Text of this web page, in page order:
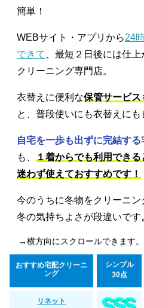
簡単！
WEBサイト・アプリから24
できて
、最短２日後には仕
クリーニング専門店。
衣替えに便利な保管サービス
と、普段使いにも衣替えにも
自宅を一歩も出ずに完結する
も、
１着からでも利用でき
迷わず使えておすすめです！
今のうちに冬物をクリーニ
冬の気持ちよさが段違いです
→横方向にスクロールできます。
おすすめ宅配クリーニ
ング
シンプル
30点
リネット